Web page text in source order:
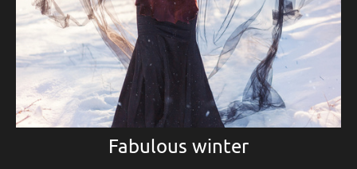
Fabulous winter